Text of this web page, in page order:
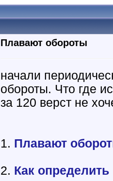
Плавают обороты
начали
обороты. Что где
за 120 верст не
1. Плавают
2. Как определить